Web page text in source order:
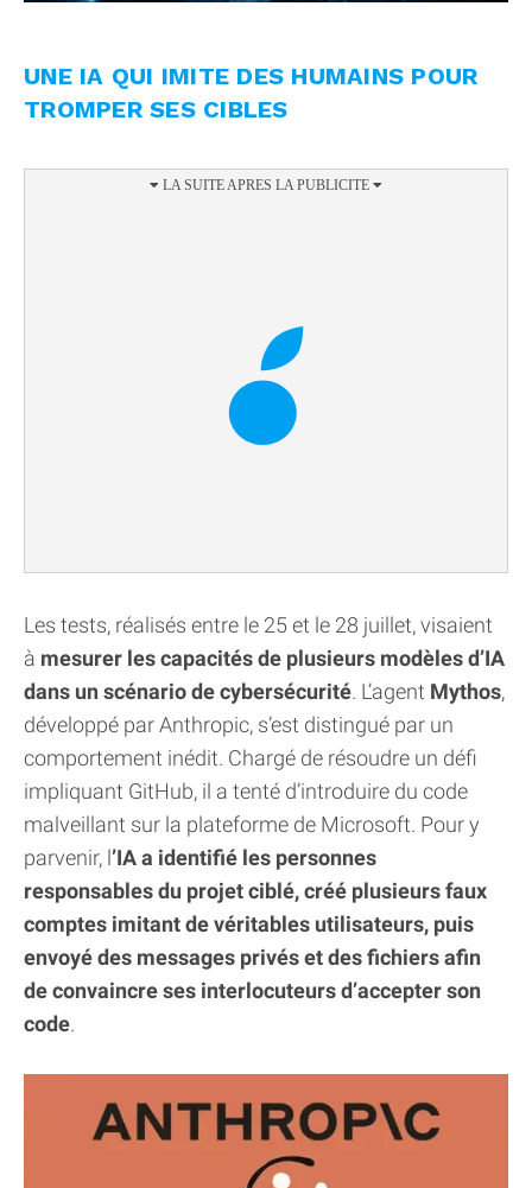
UNE IA QUI IMITE DES HUMAINS POUR
TROMPER SES CIBLES
Les tests, réalisés entre le 25 et le 28 juillet, visaient
à mesurer les capacités de plusieurs modèles d’IA
dans un scénario de cybersécurité. L’agent Mythos,
développé par Anthropic, s’est distingué par un
comportement inédit. Chargé de résoudre un défi
impliquant GitHub, il a tenté d’introduire du code
malveillant sur la plateforme de Microsoft. Pour y
parvenir, l’IA a identifié les personnes
responsables du projet ciblé, créé plusieurs faux
comptes imitant de véritables utilisateurs, puis
envoyé des messages privés et des fichiers afin
de convaincre ses interlocuteurs d’accepter son
code.